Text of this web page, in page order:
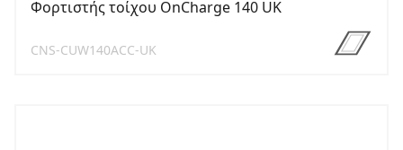
Φορτιστής τοίχου OnCharge 140 UK
CNS-CUW140ACC-UK